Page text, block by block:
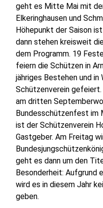
geht es Mitte Mai mit
Elkeringhausen und
Höhepunkt der Saison
dann stehen kreisweit
dem Programm. 19
feiern die Schützen in
jähriges Bestehen und
Schützenverein
am dritten
Bundesschützenfest im
ist der Schützenverein
Gastgeber. Am Freitag
geht es dann um den
Besonderheit: Aufgrund
wird es in diesem Jahr
geben.